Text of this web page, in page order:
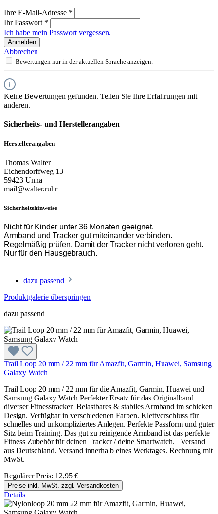
Ihre E-Mail-Adresse *
Ihr Passwort *
Ich habe mein Passwort vergessen.
Anmelden
Abbrechen
Bewertungen nur in der aktuellen Sprache anzeigen.
Keine Bewertungen gefunden. Teilen Sie Ihre Erfahrungen mit
anderen.
Sicherheits- und Herstellerangaben
Herstellerangaben
Thomas Walter
Eichendorffweg 13
59423 Unna
mail@walter.ruhr
Sicherheitshinweise
Nicht für Kinder unter 36 Monaten geeignet.
Armband und Tracker gut miteinander verbinden.
Regelmäßig prüfen. Damit der Tracker nicht verloren geht.
Nur für den Hausgebrauch.
dazu passend
Produktgalerie überspringen
dazu passend
Trail Loop 20 mm / 22 mm für Amazfit, Garmin, Huawei, Samsung
Galaxy Watch
Trail Loop 20 mm / 22 mm für die Amazfit, Garmin, Huawei und
Samsung Galaxy Watch Perfekter Ersatz für das Originalband
diverser Fitnesstracker Belastbares & stabiles Armband im schicken
Design. Verfügbar in verschiedenen Farben. Klettverschluss für
schnelles und unkompliziertes Anlegen. Perfekte Passform und guter
Sitz beim Training. Das gut zu reinigende Armband ist das perfekte
Fitness Zubehör für deinen Tracker / deine Smartwatch. Versand
aus Deutschland. Versand innerhalb eines Werktages. Rechnung mit
MwSt.
Regulärer Preis: 12,95 €
Preise inkl. MwSt. zzgl. Versandkosten
Details